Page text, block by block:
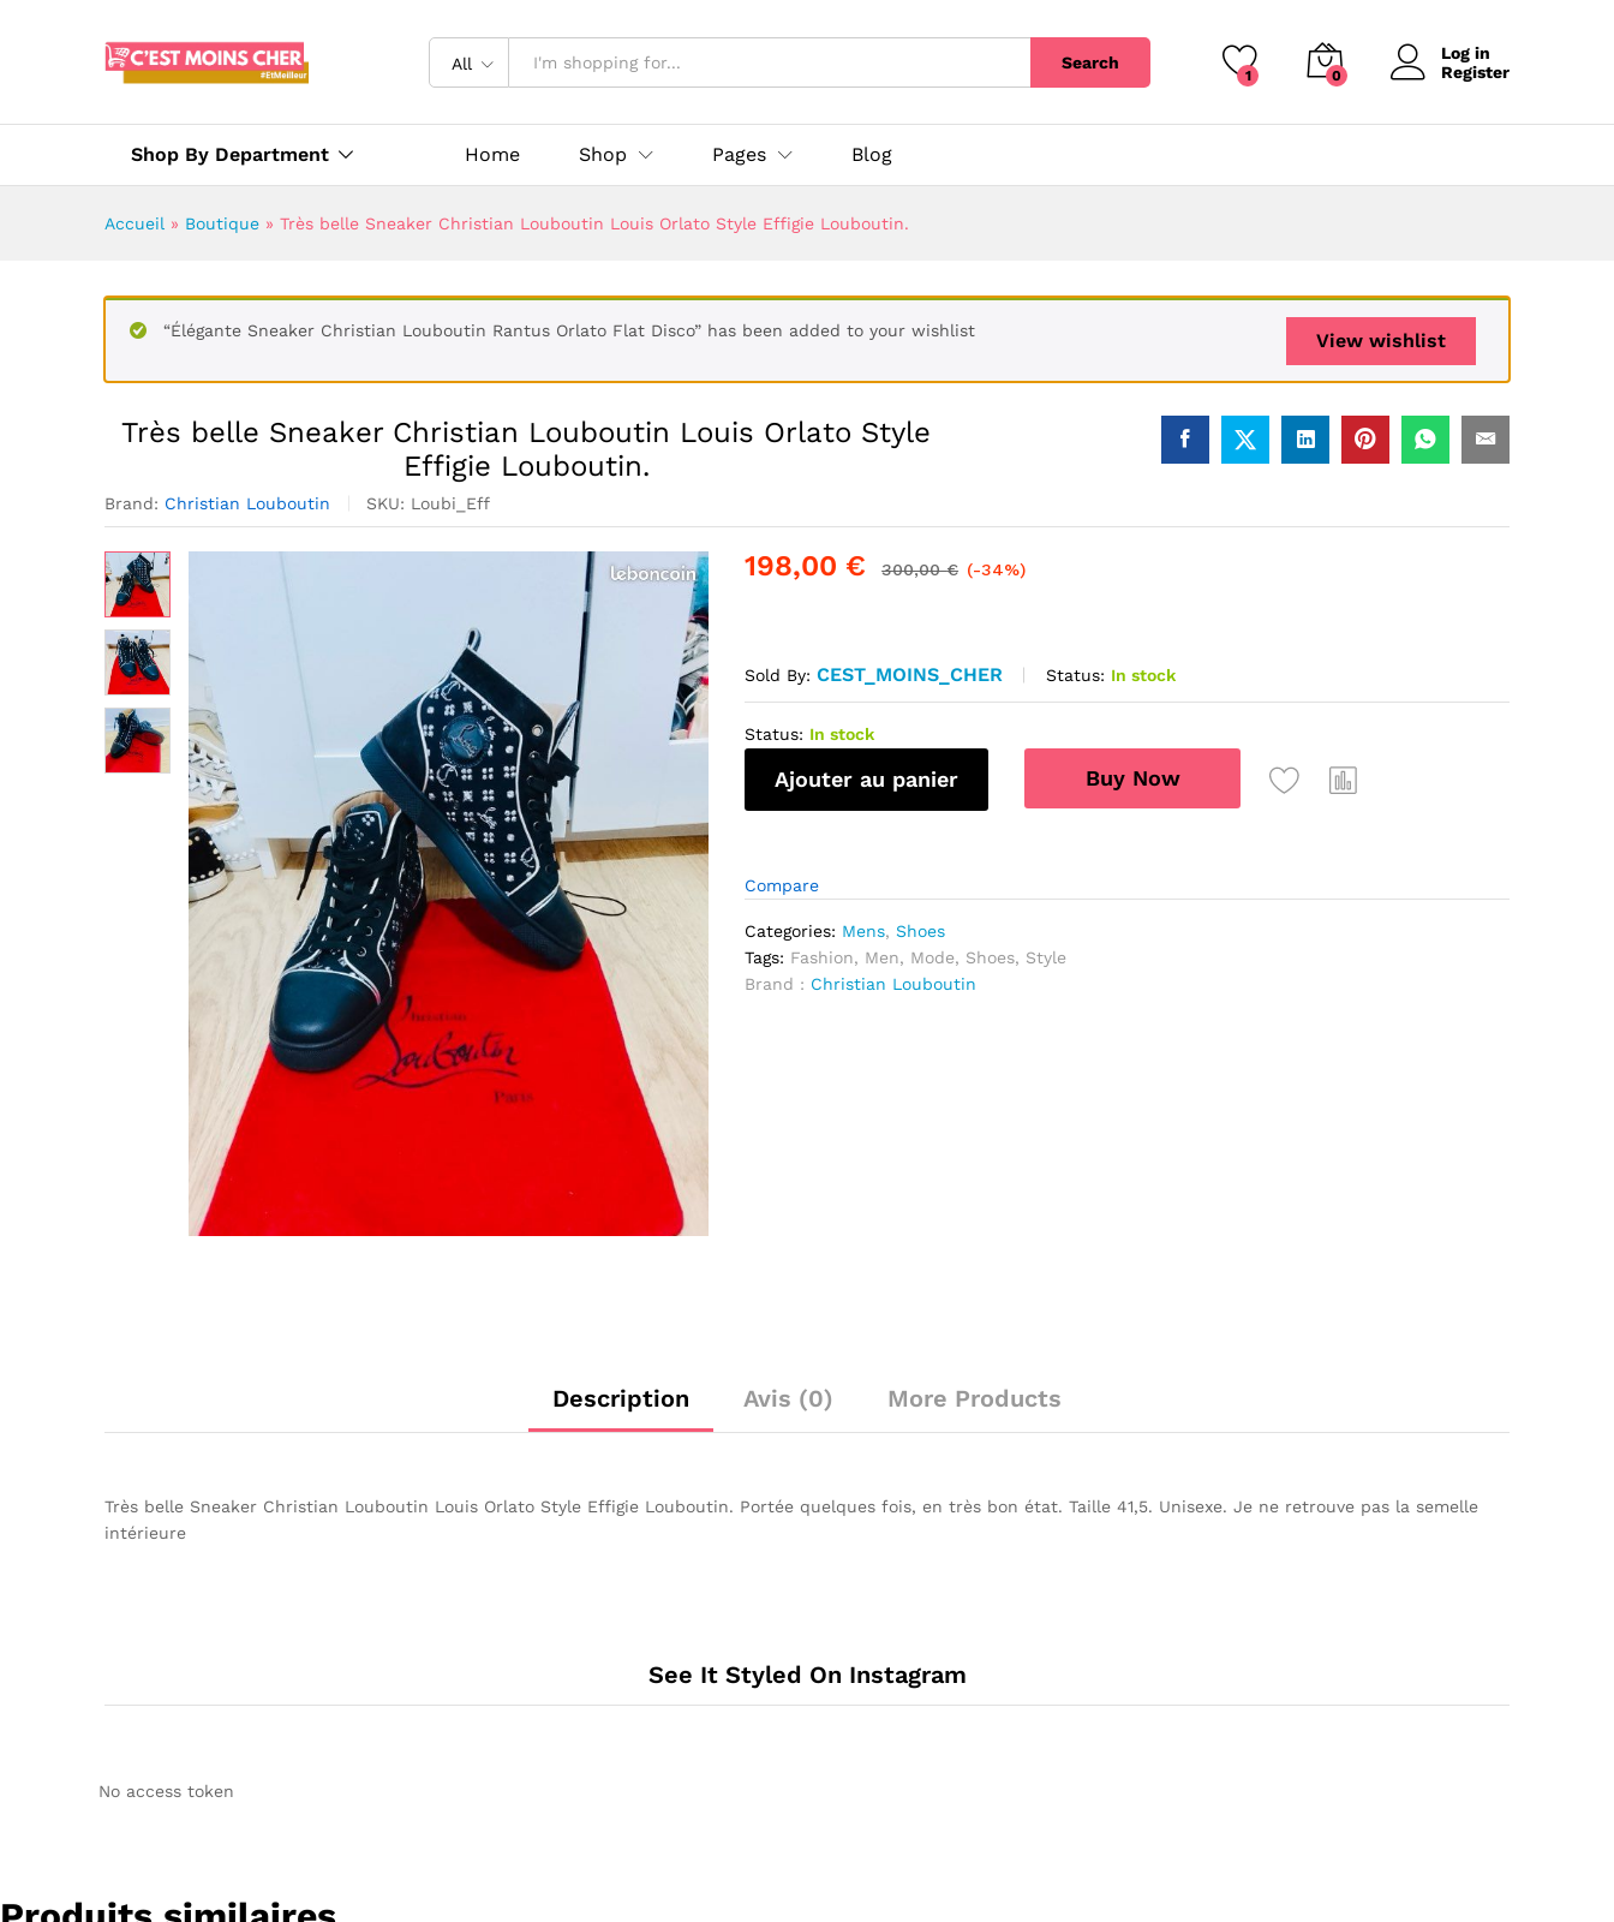
All Search
1 0
Log in
Register
Shop By Department Home Shop Pages Blog
Accueil » Boutique » Très belle Sneaker Christian Louboutin Louis Orlato Style Effigie Louboutin.
View wishlist
“Élégante Sneaker Christian Louboutin Rantus Orlato Flat Disco” has been added to your wishlist
Très belle Sneaker Christian Louboutin Louis Orlato Style
Effigie Louboutin.
Brand: Christian Louboutin SKU: Loubi_Eff
198,00 € 300,00€ (-34%)
Sold By:CEST_MOINS_CHER Status: In stock
Status: In stock
Très
Christian
Louis
Orlato
Ajouter au panier Buy Now
Compare
Categories: Mens,Shoes
Tags: Fashion, Men, Mode, Shoes, Style
Brand : Christian Louboutin
Description Avis (0) More Products
Très belle Sneaker Christian Louboutin Louis Orlato Style Effigie Louboutin. Portée quelques fois, en très bon état. Taille 41,5. Unisexe. Je ne retrouve pas la semelle
intérieure
See It Styled On Instagram
No access token